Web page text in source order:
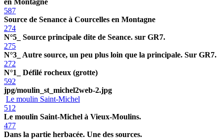
587
Source de Senance à Courcelles en Montagne
274
N°5_ Source principale dite de Seance. sur GR7.
275
N°3_ Autre source, un peu plus loin que la principale. Sur GR7.
272
N°1_ Défilé rocheux (grotte)
592
jpg/moulin_st_michel2web-2.jpg
Le moulin Saint-Michel
512
Le moulin Saint-Michel à Vieux-Moulins.
477
Dans la partie herbacée. Une des sources.